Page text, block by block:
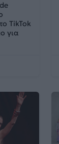
TikTok
για